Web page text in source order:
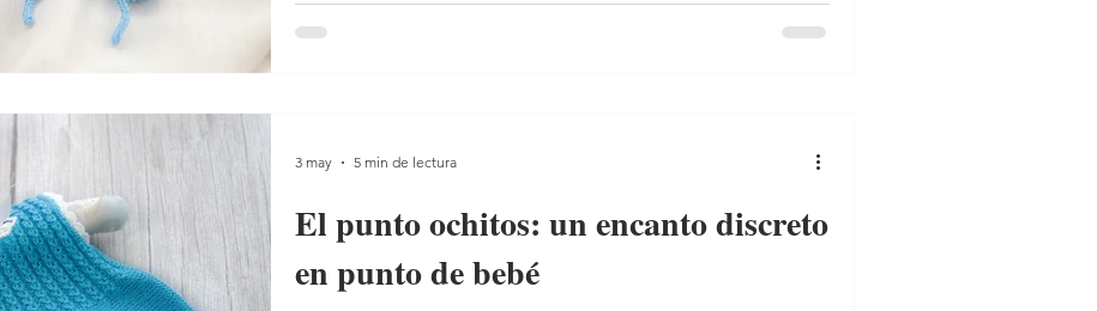
El punto ochitos: un encanto discreto
en punto de bebé
3 may 5 min de lectura